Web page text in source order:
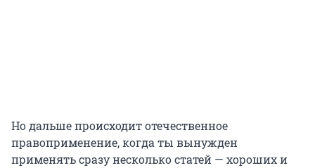
Но дальше происходит отечественное
правоприменение, когда ты вынужден
применять сразу несколько статей — хороших и